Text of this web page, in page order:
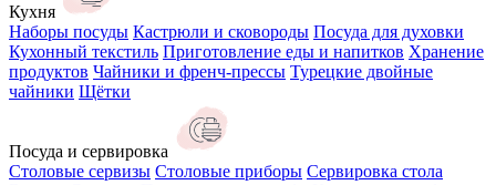
Кухня
Наборы посуды Кастрюли и сковороды Посуда для духовки
Кухонный текстиль Приготовление еды и напитков Хранение
продуктов Чайники и френч-прессы Турецкие двойные
чайники Щётки
Посуда и сервировка
Столовые сервизы Столовые приборы Сервировка стола